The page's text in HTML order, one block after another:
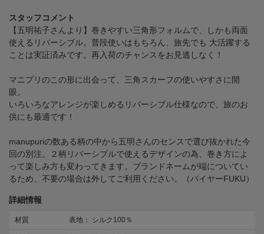
スタッフコメント
【五明祐子さんより】巻きやすい三角形フォルムで、しかも両面
使えるリバーシブル。普段使いはもちろん、旅先でも 大活躍する
ことは実証済みです。再入荷のチャンスをお見逃しなく！
マニプリのこの形に出会って、三角スカーフの使いやすさに開
眼。
いろいろなアレンジが楽しめるリバーシブル仕様なので、旅のお
供にも最適です！
manupuriの数ある柄の中から五明さんのセンスで選び抜かれた今
回の別注。２柄リバーシブルで使えるデザインの為、巻き方によ
って楽しみ方も変わってきます。ブランドネームが端についてい
るため、不要の場合は外してご利用ください。（バイヤーFUKU）
詳細情報
材質 表地： シルク100％